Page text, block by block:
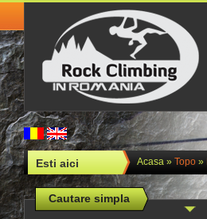
Esti aici Acasa» Topo»
Cautare simpla